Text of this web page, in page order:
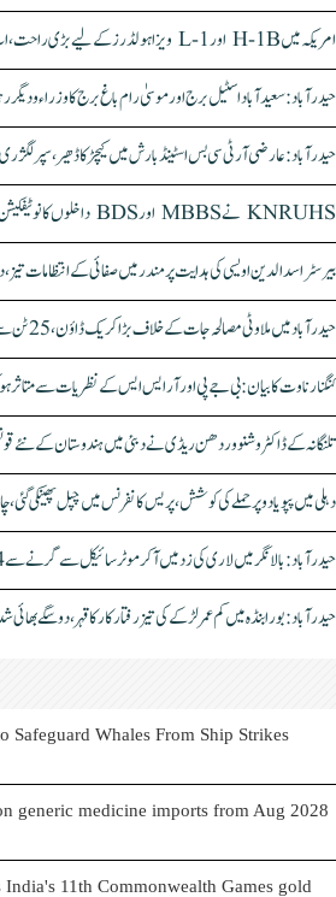
امریکہ میں H-1B اور L-1 ویزا ہولڈرز کے لیے بڑی راحت، اب ملک چھوڑے بغیر ویزا تجدید ممکن
حیدرآباد: سعیدآباد اسٹیل برج اور موسیٰ رام باغ برج کا وزراء و دیگر
حیدرآباد: عارضی آر ٹی سی بس اسٹینڈ بارش میں کیچڑ کا ڈھیر، سپر
KNRUHS نے MBBS اور BDS داخلوں کا نوٹیفکیشن جاری کر دیا
بیرسٹر اسدالدین اویسی کی ہدایت پر مندر میں صفائی کے انتظامات تیز،
حیدرآباد میں ملاوٹی مصالحہ جات کے خلاف بڑا کریک ڈاؤن، 25 ٹن سے زائد مصالحے ضبط، 3 گرفتار
کنگنا رناوت کا بیان: بی جے پی اور آر ایس ایس کے نظریات سے متاثر
تلنگانہ کے ڈاکٹر وشنو وردھن ریڈی نے دبئی میں ہندوستان کے نئے
دہلی میں پپو یادو پر حملے کی کوشش، پریس کانفرنس میں چپل پھینکی
حیدرآباد: بالا نگر میں لاری کی زد میں آکر موٹرسائیکل سے گرنے سے 4 سالہ بچی کی موت
حیدرآباد: بورابنڈہ میں کم عمر لڑکے کی تیز رفتار کار کا قہر، دو سگے بھائی
Safeguard Whales From Ship Strikes
generic medicine imports from Aug 2028
11th Commonwealth Games gold